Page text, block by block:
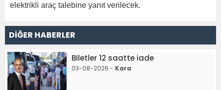
elektrikli araç talebine yanıt verilecek.
DİĞER HABERLER
Biletler 12 saatte iade
03-08-2026 - Kara